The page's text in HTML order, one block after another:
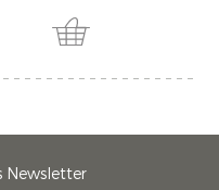
Newsletter